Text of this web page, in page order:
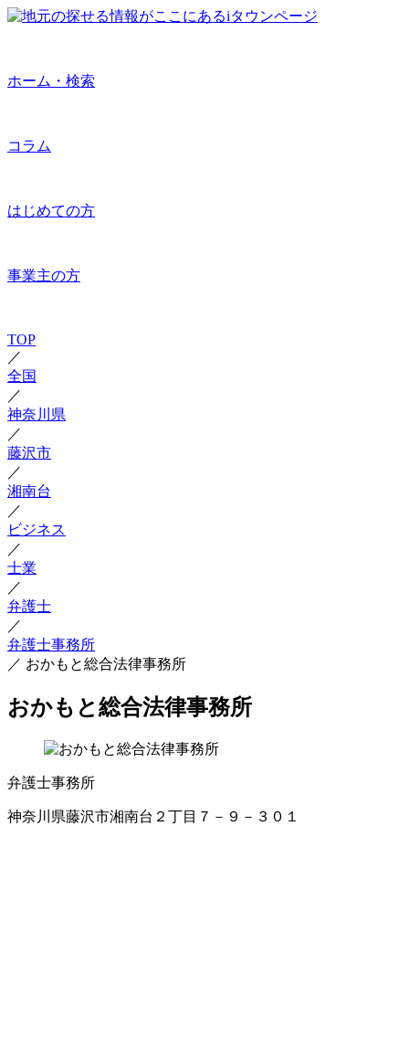
ホーム・検索
コラム
はじめての方
事業主の方
TOP
／
全国
／
神奈川県
／
藤沢市
／
湘南台
／
ビジネス
／
士業
／
弁護士
／
弁護士事務所
／ おかもと総合法律事務所
おかもと総合法律事務所
弁護士事務所
神奈川県藤沢市湘南台２丁目７－９－３０１